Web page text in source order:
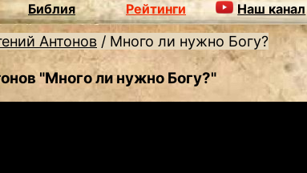
Библия Рейтинги Наш канал
Антонов / Много ли нужно Богу?
"Много ли нужно Богу?"